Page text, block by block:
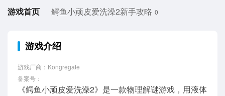
游戏首页 鳄鱼小顽皮爱洗澡2新手攻略 0
游戏介绍
游戏厂商：Kongregate
备案号：
《鳄鱼小顽皮爱洗澡2》是一款物理解谜游戏，用液体